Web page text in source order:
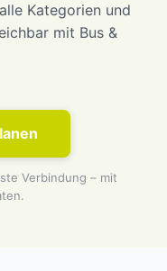
Kategorien und
mit Bus &
Verbindung – mit